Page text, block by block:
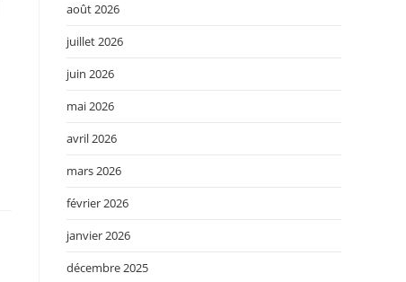
août 2026
juillet 2026
juin 2026
mai 2026
avril 2026
mars 2026
février 2026
janvier 2026
décembre 2025